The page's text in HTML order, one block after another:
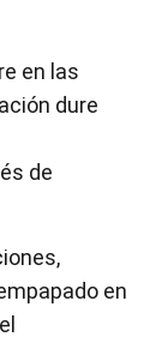
en las
dure
de
en